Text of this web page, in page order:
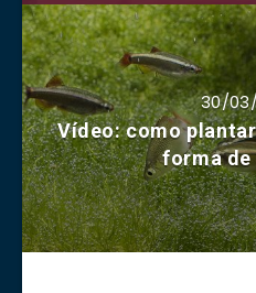
30/
Vídeo: como
forma